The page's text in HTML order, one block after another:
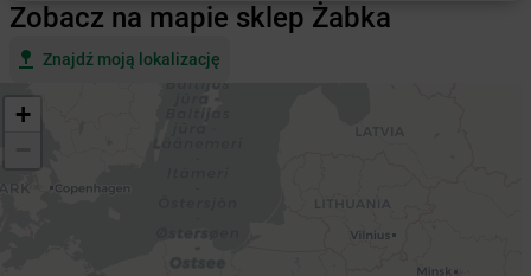
Zobacz na mapie sklep Żabka
Znajdź moją lokalizację
+